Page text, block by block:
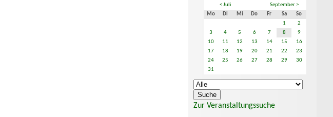
< Juli
September >
Mo
Di Mi Do Fr Sa
So
1
2
3
4 5 6 7 8
9
10
11 12 13 14 15
16
17
18 19 20 21 22
23
24
25 26 27 28 29
30
31
Zur Veranstaltungssuche